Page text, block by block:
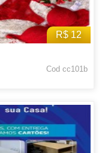
R$ 12
Cod cc101b